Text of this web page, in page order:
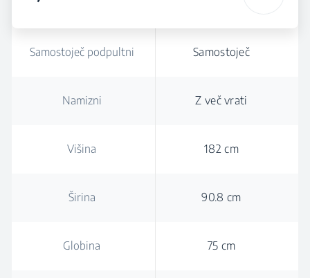
Samostoječ podpultni Samostoječ
Namizni Z več vrati
Višina 182 cm
Širina 90.8 cm
Globina 75 cm